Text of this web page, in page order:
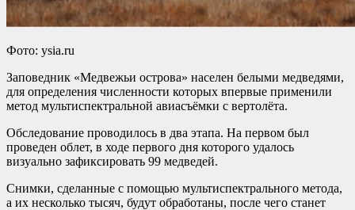
Фото: ysia.ru
Заповедник «Медвежьи острова» населен белыми медведями,
для определения численности которых впервые применили
метод мультиспектральной авиасъёмки с вертолёта.
Обследование проводилось в два этапа. На первом был
проведен облет, в ходе первого дня которого удалось
визуально зафиксировать 99 медведей.
Снимки, сделанные с помощью мультиспектрального метода,
а их несколько тысяч, будут обработаны, после чего станет